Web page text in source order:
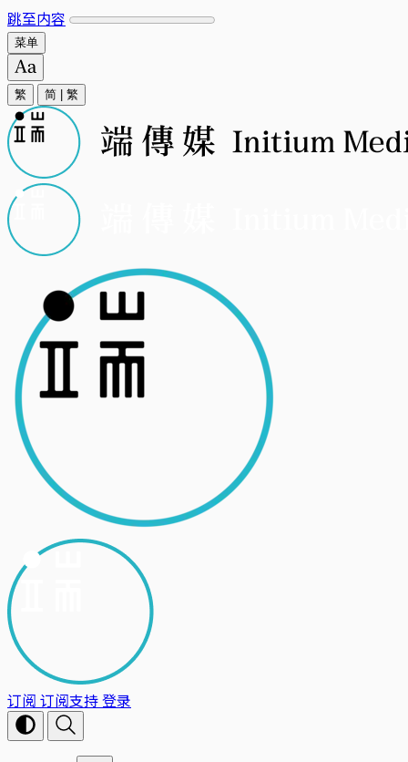
跳至内容
菜单
繁 简 繁
订阅 订阅支持登录